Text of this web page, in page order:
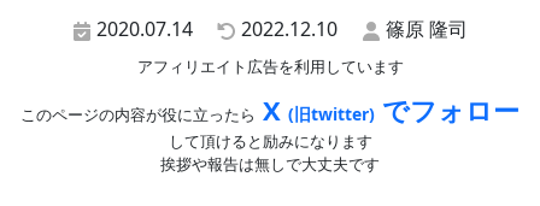
2020.07.14 2022.12.10 篠原 隆司
アフィリエイト広告を利用しています
このページの内容が役に立ったら X (旧twitter) でフォロー
して頂けると励みになります
挨拶や報告は無しで大丈夫です